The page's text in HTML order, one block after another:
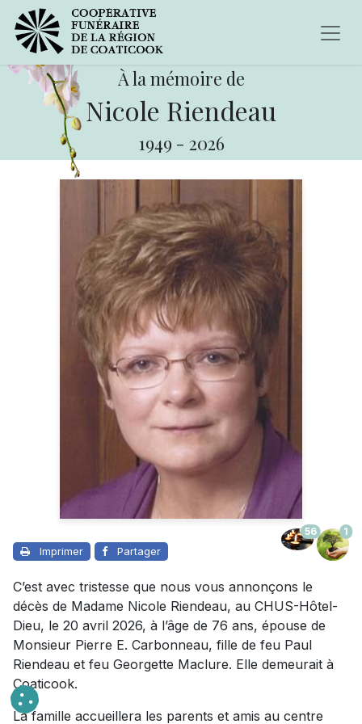
À la mémoire de
Nicole Riendeau
1949 - 2026
Imprimer Partager
56 1
C’est avec tristesse que nous vous annonçons le
décès de Madame Nicole Riendeau, au CHUS-Hôtel-
Dieu, le 20 avril 2026, à l’âge de 76 ans, épouse de
Monsieur Pierre E. Carbonneau, fille de feu Paul
Riendeau et feu Georgette Maclure. Elle demeurait à
Coaticook.
La famille accueillera les parents et amis au centre